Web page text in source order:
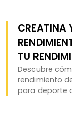
CREATINA
TU
Descubre
rendimiento
para deporte